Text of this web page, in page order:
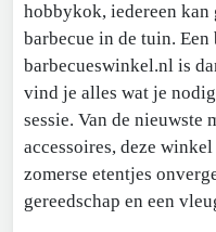
hobbykok, iedereen kan
barbecue in de tuin. Een
barbecueswinkel.nl is
vind je alles wat je
sessie. Van de nieuwste
accessoires, deze
zomerse etentjes
gereedschap en een